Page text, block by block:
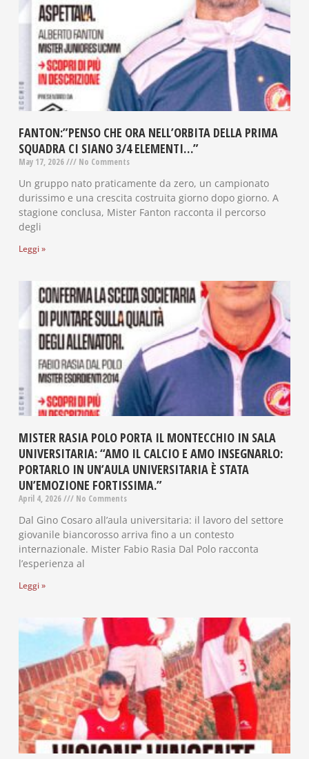
FANTON:”PENSO CHE ORA NELL’ORBITA DELLA PRIMA
SQUADRA CI SIANO 3/4 ELEMENTI…”
May 17, 2026 No Comments
Un gruppo nato praticamente da zero, un campionato
durissimo e una crescita costruita giorno dopo giorno. A
stagione conclusa, Mister Fanton racconta il percorso
degli
Leggi »
MISTER RASIA POLO PORTA IL MONTECCHIO IN SALA
UNIVERSITARIA: “AMO IL CALCIO E AMO INSEGNARLO:
PORTARLO IN UN’AULA UNIVERSITARIA È STATA
UN’EMOZIONE FORTISSIMA.”
April 4, 2026 No Comments
Dal Gino Cosaro all’aula universitaria: il lavoro del settore
giovanile biancorosso arriva fino a un contesto
internazionale. Mister Fabio Rasia Dal Polo racconta
l’esperienza al
Leggi »